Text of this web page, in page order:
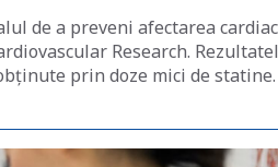
de a preveni afectarea
Research.
prin doze mici de statine.